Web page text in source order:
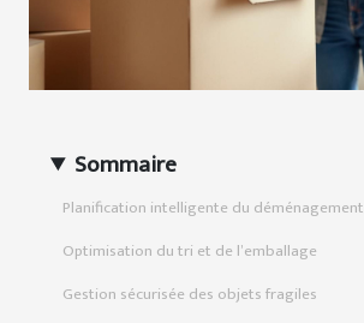
Sommaire
Planification intelligente du déménagement
Optimisation du tri et de l’emballage
Gestion sécurisée des objets fragiles